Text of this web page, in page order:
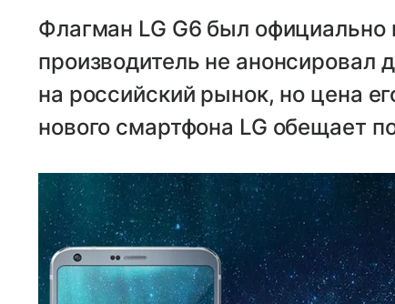
Флагман LG G6 был официально
производитель не анонсировал
на российский рынок, но цена
нового смартфона LG обещает